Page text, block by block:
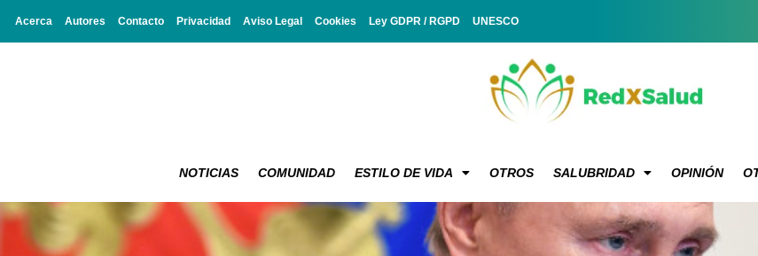
Acerca Autores Contacto Privacidad Aviso Legal Cookies Ley GDPR / RGPD UNESCO
NOTICIAS COMUNIDAD ESTILO DE VIDA OTROS SALUBRIDAD OPINIÓN